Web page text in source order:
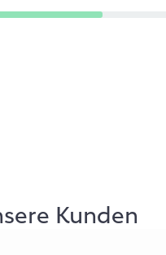
Kunden